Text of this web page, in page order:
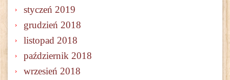
styczeń 2019
grudzień 2018
listopad 2018
październik 2018
wrzesień 2018